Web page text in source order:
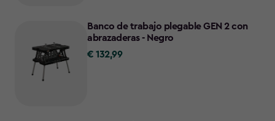
Banco de trabajo plegable GEN 2 con
abrazaderas - Negro
€
€ 132,99